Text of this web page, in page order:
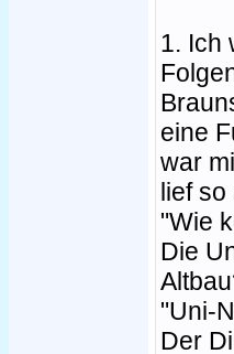
1. Ich
eine
war
lief so
"Wie
Die
"Uni-
Der